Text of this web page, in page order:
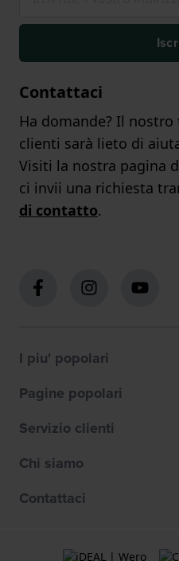
Contattaci
Ha domande? Il
clienti sarà lieto di
Visiti la nostra pagina
ci invii una richiesta
di contatto.
I piu' popolari
Pagine popolari
Servizio clienti
Chi siamo
Contattaci